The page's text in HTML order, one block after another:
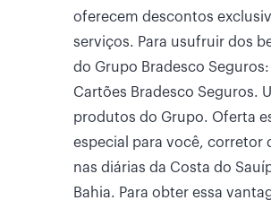
oferecem descontos
serviços. Para usufruir dos
do Grupo Bradesco
Cartões Bradesco Seguros.
produtos do Grupo. Oferta
especial para você, corretor
nas diárias da Costa do
Bahia. Para obter essa